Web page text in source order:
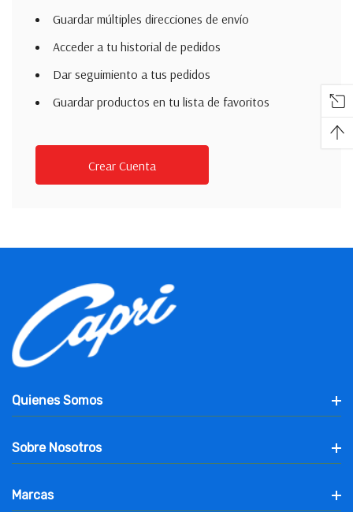
Guardar múltiples direcciones de envío
Acceder a tu historial de pedidos
Dar seguimiento a tus pedidos
Guardar productos en tu lista de favoritos
Crear Cuenta
Quienes Somos
Sobre Nosotros
Marcas